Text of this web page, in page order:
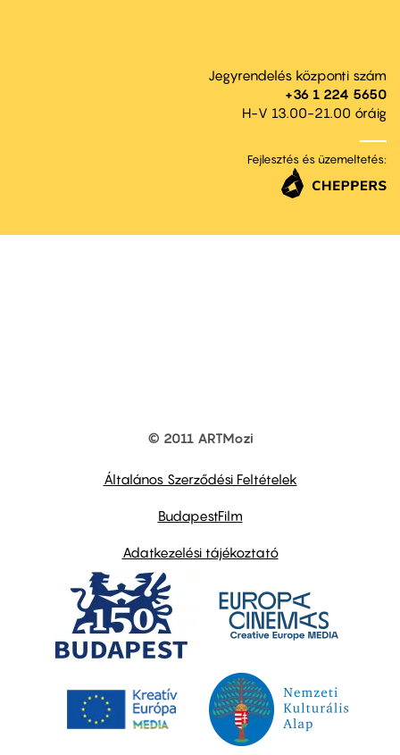
Jegyrendelés központi szám
+36 1 224 5650
H-V 13.00-21.00 óráig
Fejlesztés és üzemeltetés:
© 2011 ARTMozi
Általános Szerződési Feltételek
BudapestFilm
Adatkezelési tájékoztató